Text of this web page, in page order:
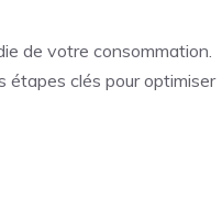
de votre consommation.
étapes clés pour optimiser